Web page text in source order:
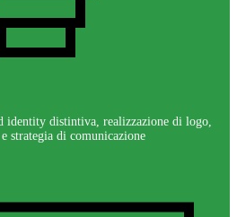
identity distintiva, realizzazione di logo,
strategia di comunicazione